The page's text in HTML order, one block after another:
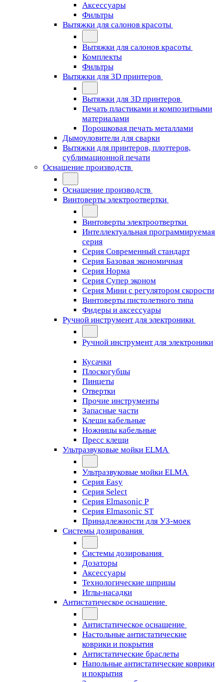
Аксессуары
Фильтры
Вытяжки для салонов красоты
Вытяжки для салонов красоты
Комплекты
Фильтры
Вытяжки для 3D принтеров
Вытяжки для 3D принтеров
Печать пластиками и композитными
материалами
Порошковая печать металлами
Дымоуловители для сварки
Вытяжки для принтеров, плоттеров,
сублимационной печати
Оснащение производств
Оснащение производств
Винтоверты электроотвертки
Винтоверты электроотвертки
Интеллектуальная программируемая
серия
Серия Современный стандарт
Серия Базовая экономичная
Серия Норма
Серия Cупер эконом
Серия Мини с регулятором скорости
Винтоверты пистолетного типа
Фидеры и аксессуары
Ручной инструмент для электроники
Ручной инструмент для электроники
Кусачки
Плоскогубцы
Пинцеты
Отвертки
Прочие инструменты
Запасные части
Клещи кабельные
Ножницы кабельные
Пресс клещи
Ультразвуковые мойки ELMA
Ультразвуковые мойки ELMA
Серия Easy
Серия Select
Серия Elmasonic P
Серия Elmasonic ST
Принадлежности для УЗ-моек
Системы дозирования
Системы дозирования
Дозаторы
Аксессуары
Технологические шприцы
Иглы-насадки
Антистатическое оснащение
Антистатическое оснащение
Настольные антистатические
коврики и покрытия
Антистатические браслеты
Напольные антистатические коврики
и покрытия